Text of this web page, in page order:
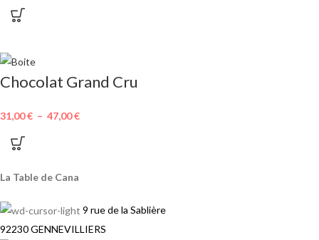
Chocolat Grand Cru
31,00€ – 47,00€
La Table de Cana
9 rue de la Sablière
92230 GENNEVILLIERS